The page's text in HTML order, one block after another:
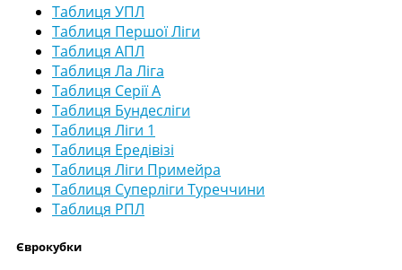
Таблиця УПЛ
Таблиця Першої Ліги
Таблиця АПЛ
Таблиця Ла Ліга
Таблиця Серії А
Таблиця Бундесліги
Таблиця Ліги 1
Таблиця Ередівізі
Таблиця Ліги Примейра
Таблиця Суперліги Туреччини
Таблиця РПЛ
Єврокубки